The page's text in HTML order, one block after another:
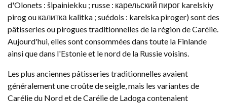
d'Olonets : šipainiekku ; russe : карельский пирог karelskiy
pirog ou калитка kalitka ; suédois : karelska piroger) sont des
pâtisseries ou pirogues traditionnelles de la région de Carélie.
Aujourd'hui, elles sont consommées dans toute la Finlande
ainsi que dans l'Estonie et le nord de la Russie voisins.
Les plus anciennes pâtisseries traditionnelles avaient
généralement une croûte de seigle, mais les variantes de
Carélie du Nord et de Carélie de Ladoga contenaient